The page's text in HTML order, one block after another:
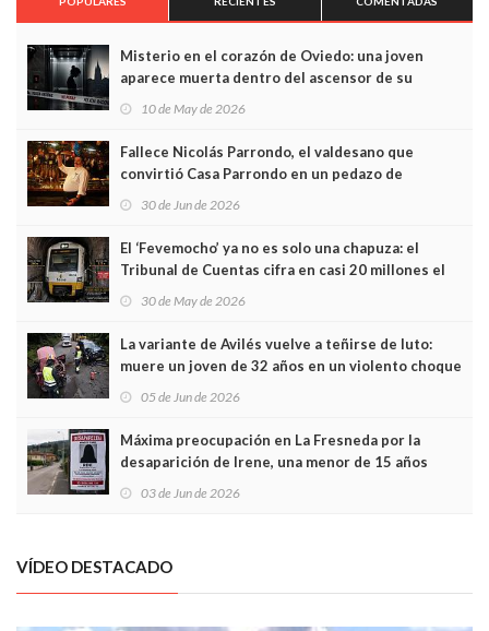
Misterio en el corazón de Oviedo: una joven
aparece muerta dentro del ascensor de su
edificio y las cámaras captan sus últimos minutos
10 de May de 2026
Fallece Nicolás Parrondo, el valdesano que
convirtió Casa Parrondo en un pedazo de
Asturias en Madrid
30 de Jun de 2026
El ‘Fevemocho’ ya no es solo una chapuza: el
Tribunal de Cuentas cifra en casi 20 millones el
sobrecoste de los trenes que no cabían por los
30 de May de 2026
La variante de Avilés vuelve a teñirse de luto:
muere un joven de 32 años en un violento choque
frontal
05 de Jun de 2026
Máxima preocupación en La Fresneda por la
desaparición de Irene, una menor de 15 años
03 de Jun de 2026
VÍDEO DESTACADO